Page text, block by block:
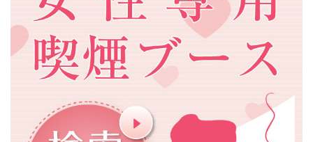
『アルファ豊岡店』を追加しました。
2026/08/04
『トリプルスター奈良本店』を追加しました。
2026/08/04
『ダイナム鹿児島伊集院店』を追加しました。
2026/08/04
『グランキコーナ京都宇治店』を追加しました。